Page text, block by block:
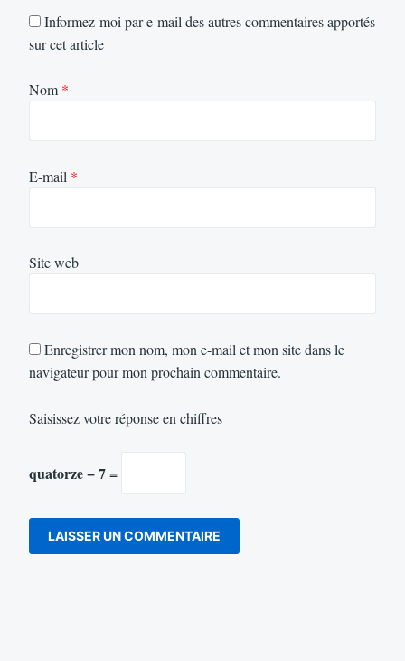
Informez-moi par e-mail des autres commentaires apportés
sur cet article
Nom *
E-mail *
Site web
Enregistrer mon nom, mon e-mail et mon site dans le
navigateur pour mon prochain commentaire.
Saisissez votre réponse en chiffres
quatorze − 7 =